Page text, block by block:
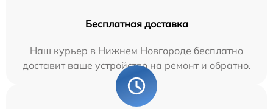
Бесплатная доставка
Наш курьер в Нижнем Новгороде бесплатно
доставит ваше устройство на ремонт и обратно.